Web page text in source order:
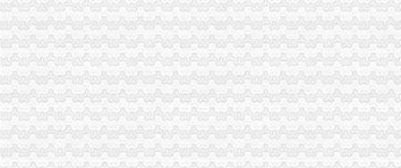
永川局0元注册公司实施四项工程提升工商服务质量有实效
沙坪坝局以四型模范为指针造“四型”0元注册公司领导班子
双桥局重庆0元注册公司采取有效措施认真贯彻十七届三中全会精
巫溪局五步推进“依法行政、文明执法、树立形象”免费注册公司专项教育培训工
忠县局一元注册公司流程乌杨所设立食品咨询投诉点到企业
市重庆免费注册公司局副巡视员高印平到高新区局检查指导工作
铜梁局化保障开展乳品市一元注册公司流程场清理整有实效
停收“两费”0元注册公司月我市个体新发展数大幅增长
梁平局严把“四关”一元注册公司流程化成品油市场监管